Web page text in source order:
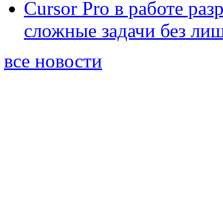
Cursor Pro в работе
сложные задачи без
все новости